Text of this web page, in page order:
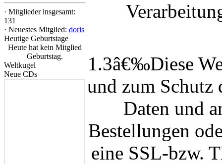
· Mitglieder insgesamt:
131
· Neuestes Mitglied: doris
Heutige Geburtstage
Heute hat kein Mitglied
Geburtstag.
Weltkugel
Neue CDs
1.3â€‰Diese
und zum Schutz
Daten und
Bestellungen
eine SSL-bzw.